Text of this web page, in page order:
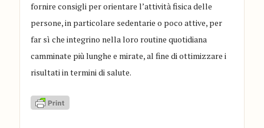
fornire consigli per orientare l’attività fisica delle
persone, in particolare sedentarie o poco attive, per
far sì che integrino nella loro routine quotidiana
camminate più lunghe e mirate, al fine di ottimizzare i
risultati in termini di salute.